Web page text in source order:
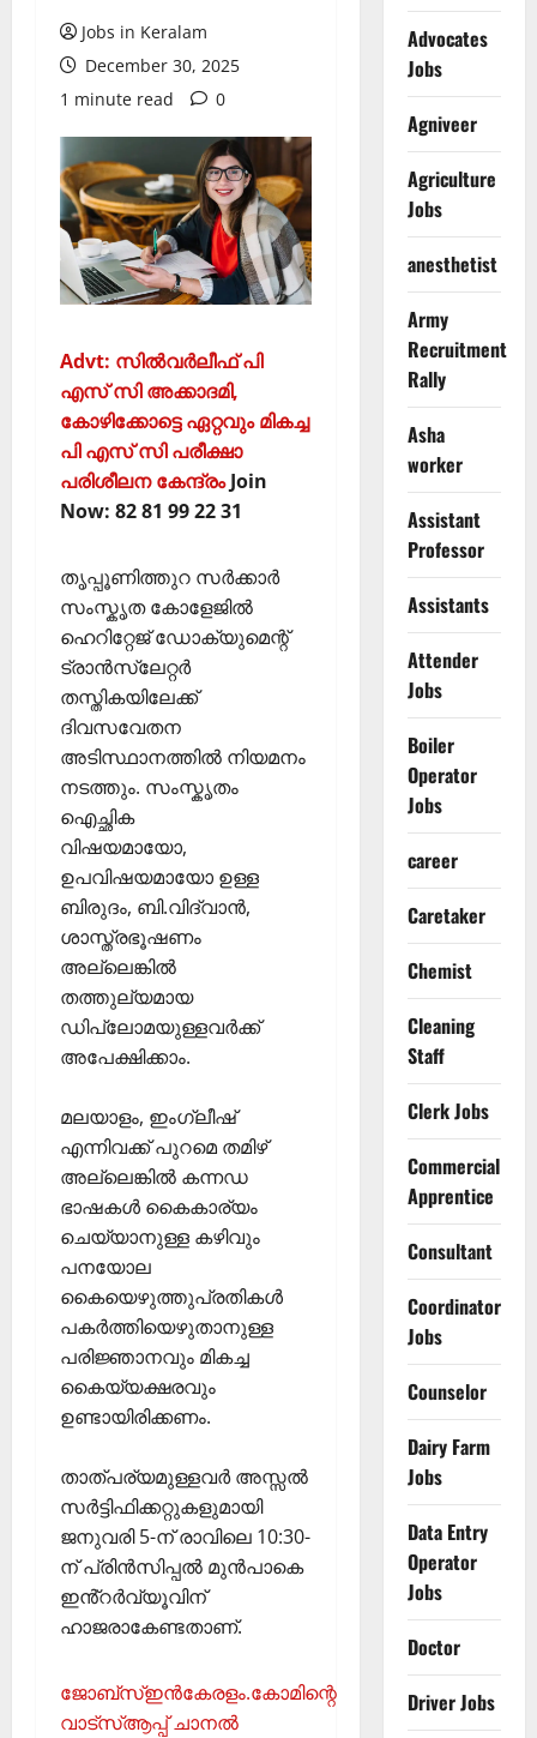
Jobs in Keralam
December 30, 2025
1 minute read
0
Advt: സില്‍വര്‍ലീഫ് പി
എസ് സി അക്കാദമി,
കോഴിക്കോട്ടെ ഏറ്റവും മികച്ച
പി എസ് സി പരീക്ഷാ
പരിശീലന കേന്ദ്രംJoin
Now: 82 81 99 22 31
തൃപ്പൂണിത്തുറ സർക്കാർ
സംസ്കൃത കോളേജിൽ
ഹെറിറ്റേജ് ഡോക്യുമെന്റ്
ട്രാൻസ്ലേറ്റർ
തസ്തികയിലേക്ക്
ദിവസവേതന
അടിസ്ഥാനത്തിൽ നിയമനം
നടത്തും. സംസ്കൃതം
ഐച്ഛിക
വിഷയമായോ,
ഉപവിഷയമായോ ഉള്ള
ബിരുദം, ബി.വിദ്വാൻ,
ശാസ്ത്രഭൂഷണം
അല്ലെങ്കിൽ
തത്തുല്യമായ
ഡിപ്ലോമയുള്ളവർക്ക്
അപേക്ഷിക്കാം.
മലയാളം, ഇംഗ്ലീഷ്
എന്നിവക്ക് പുറമെ തമിഴ്
അല്ലെങ്കിൽ കന്നഡ
ഭാഷകൾ കൈകാര്യം
ചെയ്യാനുള്ള കഴിവും
പനയോല
കൈയെഴുത്തുപ്രതികൾ
പകർത്തിയെഴുതാനുള്ള
പരിജ്ഞാനവും മികച്ച
കൈയ്യക്ഷരവും
ഉണ്ടായിരിക്കണം.
താത്പര്യമുള്ളവർ അസ്സൽ
സർട്ടിഫിക്കറ്റുകളുമായി
ജനുവരി 5-ന് രാവിലെ 10:30-
ന് പ്രിൻസിപ്പൽ മുൻപാകെ
ഇൻ്റർവ്യൂവിന്
ഹാജരാകേണ്ടതാണ്.
ജോബ്‌സ്ഇന്‍കേരളം.കോമിന്റെ
വാട്‌സ്ആപ്പ് ചാനല്‍
Advocates
Jobs
Agniveer
Agriculture
Jobs
anesthetist
Army
Recruitment
Rally
Asha
worker
Assistant
Professor
Assistants
Attender
Jobs
Boiler
Operator
Jobs
career
Caretaker
Chemist
Cleaning
Staff
Clerk Jobs
Commercial
Apprentice
Consultant
Coordinator
Jobs
Counselor
Dairy Farm
Jobs
Data Entry
Operator
Jobs
Doctor
Driver Jobs